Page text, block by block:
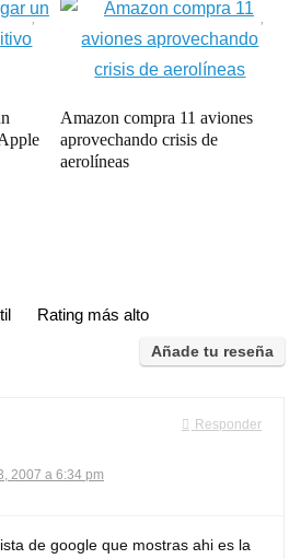
Amazon compra 11 aviones
aprovechando crisis de
aerolíneas
Rating más alto
Añade tu reseña
Responder
2007 a 6:34 pm
de google que mostras ahi es la